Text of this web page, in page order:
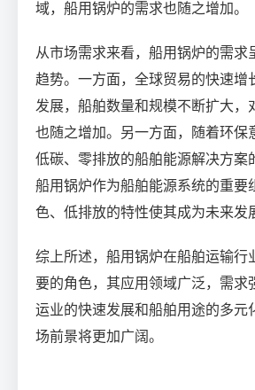
域，船用锅炉的需求也随之增加。
从市场需求来看，船用锅炉的需求
趋势。一方面，全球贸易的快速增
发展，船舶数量和规模不断扩大，
也随之增加。另一方面，随着环保
低碳、零排放的船舶能源解决方案
船用锅炉作为船舶能源系统的重要
色、低排放的特性使其成为未来发
综上所述，船用锅炉在船舶运输行
要的角色，其应用领域广泛，需求
运业的快速发展和船舶用途的多元
场前景将更加广阔。